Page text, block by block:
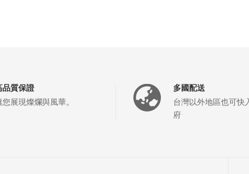
品質保證
您展現燦爛與風華。
多國配送
台灣以外地區也可快
府